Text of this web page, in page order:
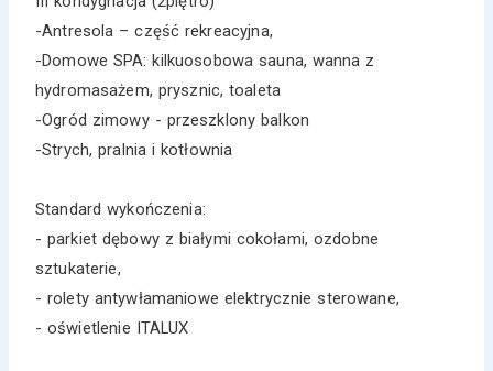
-Antresola – część rekreacyjna,
-Domowe SPA: kilkuosobowa sauna, wanna z
hydromasażem, prysznic, toaleta
-Ogród zimowy - przeszklony balkon
-Strych, pralnia i kotłownia
Standard wykończenia:
- parkiet dębowy z białymi cokołami, ozdobne
sztukaterie,
- rolety antywłamaniowe elektrycznie sterowane,
- oświetlenie ITALUX